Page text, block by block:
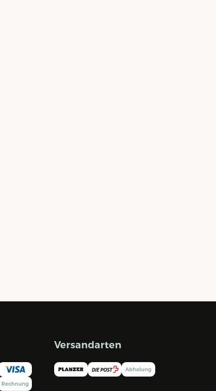
Versandarten